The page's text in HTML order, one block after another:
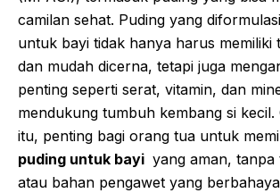
camilan sehat. Puding yang
untuk bayi tidak hanya harus memiliki
dan mudah dicerna, tetapi juga
penting seperti serat, vitamin, dan
mendukung tumbuh kembang si kecil.
itu, penting bagi orang tua untuk
puding untuk bayi yang aman, tanpa
atau bahan pengawet yang